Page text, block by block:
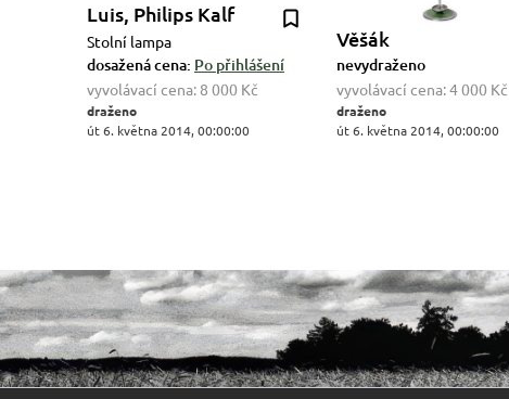
Luis, Philips Kalf
Stolní lampa
dosažená cena: Po přihlášení
vyvolávací cena: 8 000 Kč
draženo
út 6. května 2014, 00:00:00
Věšák
nevydraženo
vyvolávací cena:4 000 Kč
draženo
út 6. května 2014, 00:00:00